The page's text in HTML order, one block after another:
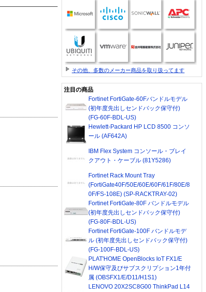
その他、多数のメーカー商品を取り扱ってます
注目の商品
Fortinet FortiGate-60Fバンドルモデル
(初年度先出しセンドバック保守付)
(FG-60F-BDL-US)
Hewlett-Packard HP LCD 8500 コンソ
ール (AF642A)
IBM Flex System コンソール・ブレイ
クアウト・ケーブル (81Y5286)
Fortinet Rack Mount Tray
(FortiGate40F/50E/60E/60F/61F/80E/8
0F/FS-108E) (SP-RACKTRAY-02)
Fortinet FortiGate-80F バンドルモデル
(初年度先出しセンドバック保守付)
(FG-80F-BDL-US)
Fortinet FortiGate-100F バンドルモデ
ル (初年度先出しセンドバック保守付)
(FG-100F-BDL-US)
PLAT'HOME OpenBlocks IoT FX1/E
H/W保守及びサブスクリプション1年付
属 (OBSFX1/E/D11/H1S1)
LENOVO 20X2SC8G00 ThinkPad L14